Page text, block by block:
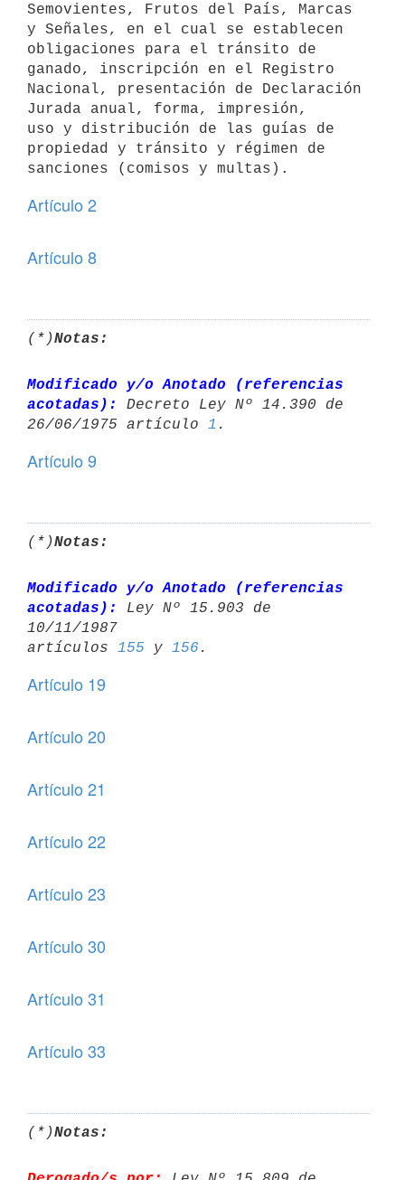
Semovientes, Frutos del País, Marcas
y Señales, en el cual se establecen
obligaciones para el tránsito de
ganado, inscripción en el Registro
Nacional, presentación de Declaración
Jurada anual, forma, impresión,
uso y distribución de las guías de
propiedad y tránsito y régimen de
sanciones (comisos y multas).
Artículo 2
Artículo 8
(*)Notas:
Modificado y/o Anotado (referencias
acotadas):
Decreto Ley Nº 14.390 de
26/06/1975 artículo 1
Artículo 9
(*)Notas:
Modificado y/o Anotado (referencias
acotadas):
Ley Nº 15.903 de
10/11/1987
artículos 155 y 156
Artículo 19
Artículo 20
Artículo 21
Artículo 22
Artículo 23
Artículo 30
Artículo 31
Artículo 33
(*)Notas: